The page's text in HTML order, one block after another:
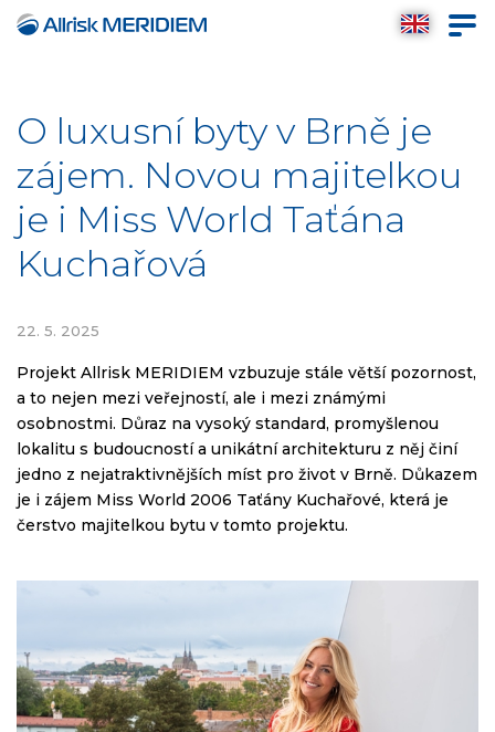
O luxusní byty v Brně je
zájem. Novou majitelkou
je i Miss World Taťána
Kuchařová
22. 5. 2025
Projekt Allrisk MERIDIEM vzbuzuje stále větší pozornost,
a to nejen mezi veřejností, ale i mezi známými
osobnostmi. Důraz na vysoký standard, promyšlenou
lokalitu s budoucností a unikátní architekturu z něj činí
jedno z nejatraktivnějších míst pro život v Brně. Důkazem
je i zájem Miss World 2006 Taťány Kuchařové, která je
čerstvo majitelkou bytu v tomto projektu.